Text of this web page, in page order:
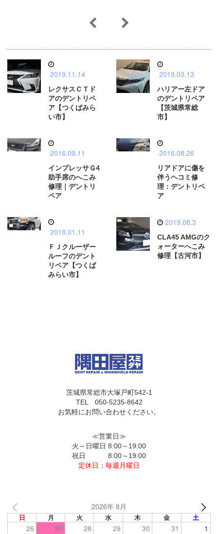
2019.11.14
レクサスＣＴド
アのデントリペ
ア【つくばみら
い市】
2019.03.13
ハリアー左ドア
のデントリペア
【茨城県常総
市】
2016.09.11
インプレッサＧ4
助手席のへこみ
修理｜デントリ
ペア
2016.08.26
リアドアに傷を
伴うヘコミ修
理：デントリペ
ア
2018.01.11
ＦＪクルーザー
ルーフのデント
リペア【つくば
みらい市】
2019.08.3
CLA45 AMGのク
ォーターへこみ
修理【古河市】
茨城県常総市大塚戸町542-1
TEL 050-5235-8642
お気軽にお問い合わせください。
≪営業日≫
火～日曜日 8:00～19:00
祝日 8:00～19:00
定休日：毎週月曜日
2026年 8月
日 月 火 水 木 金 土
26 27 28 29 30 31 1